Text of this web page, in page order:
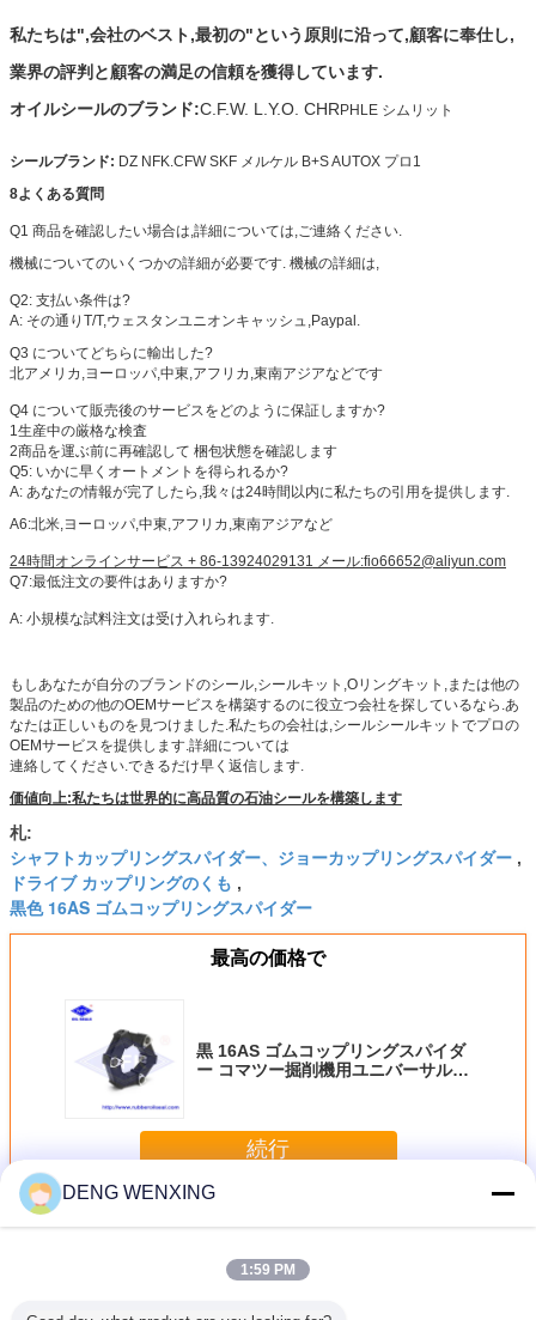
私たちは",会社のベスト,最初の"という原則に沿って,顧客に奉仕し,
業界の評判と顧客の満足の信頼を獲得しています.
オイルシールのブランド:C.F.W. L.Y.O. CHR PHLE シムリット
シールブランド: DZ NFK.CFW SKF メルケル B+S AUTOX プロ1
8よくある質問
Q1 商品を確認したい場合は,詳細については,ご連絡ください.
機械についてのいくつかの詳細が必要です. 機械の詳細は,
Q2: 支払い条件は?
A: その通り T/T,ウェスタンユニオンキャッシュ,Paypal.
Q3 について どちらに輸出した?
北アメリカ,ヨーロッパ,中東,アフリカ,東南アジアなどです
Q4 について販売後のサービスをどのように保証しますか?
1生産中の厳格な検査
2商品を運ぶ前に再確認して 梱包状態を確認します
Q5: いかに早くオートメントを得られるか?
A: あなたの情報が完了したら,我々は24時間以内に私たちの引用を提供します.
A6:北米,ヨーロッパ,中東,アフリカ,東南アジアなど
24時間オンラインサービス + 86-13924029131 メール:fio66652@aliyun.com
Q7:最低注文の要件はありますか?
A: 小規模な試料注文は受け入れられます.
もしあなたが自分のブランドのシール,シールキット,Oリングキット,または他の
製品のための他のOEMサービスを構築するのに役立つ会社を探しているなら.あ
なたは正しいものを見つけました.私たちの会社は,シールシールキットでプロの
OEMサービスを提供します.詳細については
連絡してください.できるだけ早く返信します.
価値向上:私たちは世界的に高品質の石油シールを構築します
札:
シャフトカップリングスパイダー、ジョーカップリングスパイダー ,
ドライブ カップリングのくも ,
黒色 16AS ゴムコップリングスパイダー
最高の価格で
黒 16AS ゴムコップリングスパイダ
ー コマツー掘削機用ユニバーサルジ
続行
多くゴム製カップリングのくも
DENG WENXING
1:59 PM